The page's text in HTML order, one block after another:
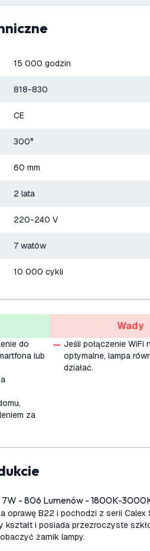
15 000 godzin
818-830
CE
300°
60 mm
2 lata
220-240 V
7 watów
10 000 cykli
do
lub
za
Wady
Jeśli połączenie WiFi
optymalne, lampa
działać.
7W - 806 Lumenów - 1800K-
oprawę B22 i pochodzi z serii Calex
kształt i posiada przezroczyste
żarnik lampy.